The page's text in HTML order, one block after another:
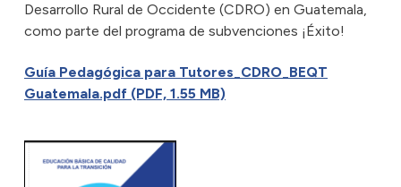
Desarrollo Rural de Occidente (CDRO) en Guatemala,
como parte del programa de subvenciones ¡Éxito!
Guía Pedagógica para Tutores_CDRO_BEQT
Guatemala.pdf (PDF, 1.55 MB)